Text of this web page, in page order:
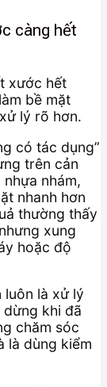
càng hết
xước hết
bề mặt
lý rõ hơn.
có tác dụng”
trên cản
nhám,
nhanh hơn
thường thấy
xung
hoặc độ
luôn là xử lý
khi đã
chăm sóc
là dùng kiểm